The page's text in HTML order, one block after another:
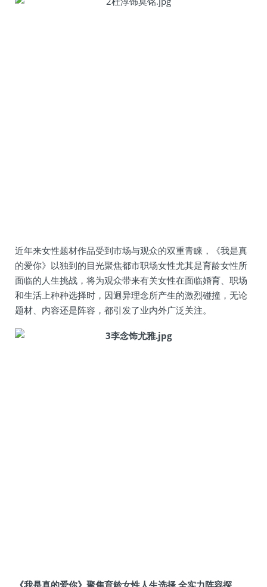
近年来女性题材作品受到市场与观众的双重青睐，《我是真
的爱你》以独到的目光聚焦都市职场女性尤其是育龄女性所
面临的人生挑战，将为观众带来有关女性在面临婚育、职场
和生活上种种选择时，因迥异理念所产生的激烈碰撞，无论
题材、内容还是阵容，都引发了业内外广泛关注。
《我是真的爱你》聚焦育龄女性人生选择 全实力阵容探